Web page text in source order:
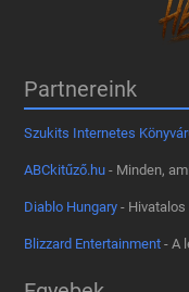
Partnereink
Szukits Internetes
ABCkitűző.hu - Minden,
Diablo Hungary - Hivatalos
Blizzard Entertainment - A